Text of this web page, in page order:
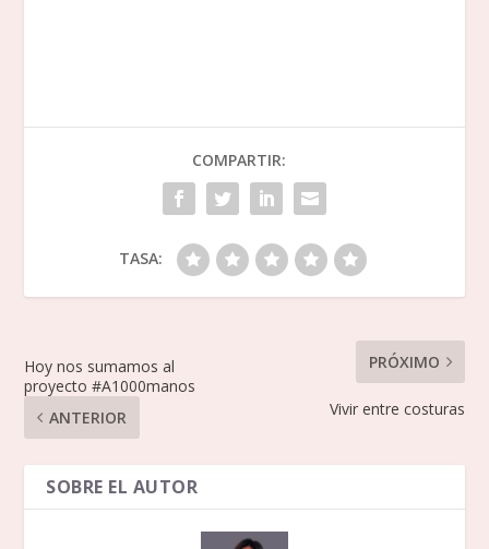
COMPARTIR:
TASA:
Hoy nos sumamos al
proyecto #A1000manos
ANTERIOR
PRÓXIMO
Vivir entre costuras
SOBRE EL AUTOR